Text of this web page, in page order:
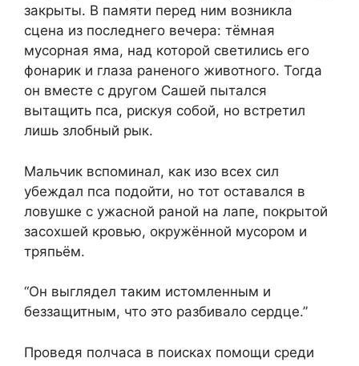
закрыты. В памяти перед ним возникла
сцена из последнего вечера: тёмная
мусорная яма, над которой светились его
фонарик и глаза раненого животного. Тогда
он вместе с другом Сашей пытался
вытащить пса, рискуя собой, но встретил
лишь злобный рык.
Мальчик вспоминал, как изо всех сил
убеждал пса подойти, но тот оставался в
ловушке с ужасной раной на лапе, покрытой
засохшей кровью, окружённой мусором и
тряпьём.
“Он выглядел таким истомленным и
беззащитным, что это разбивало сердце.”
Проведя полчаса в поисках помощи среди